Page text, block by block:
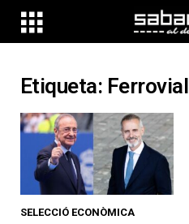
Etiqueta: Ferrovial
SELECCIÓ ECONÒMICA